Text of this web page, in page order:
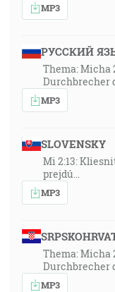
MP3
РУССКИЙ
Thema: Micha
Durchbrecher
MP3
SLOVENSKY
Mi 2:13:
prejdú…
MP3
Thema: Micha
Durchbrecher
MP3